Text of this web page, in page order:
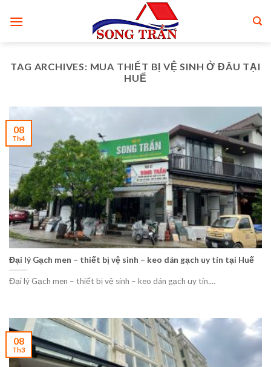
TAG ARCHIVES: MUA THIẾT BỊ VỆ SINH Ở ĐÂU TẠI
HUẾ
Đại lý Gạch men – thiết bị vệ sinh – keo dán gạch uy tín tại Huế
Đại lý Gạch men – thiết bị vệ sinh – keo dán gạch uy tín....
08
Th4
08
Th3